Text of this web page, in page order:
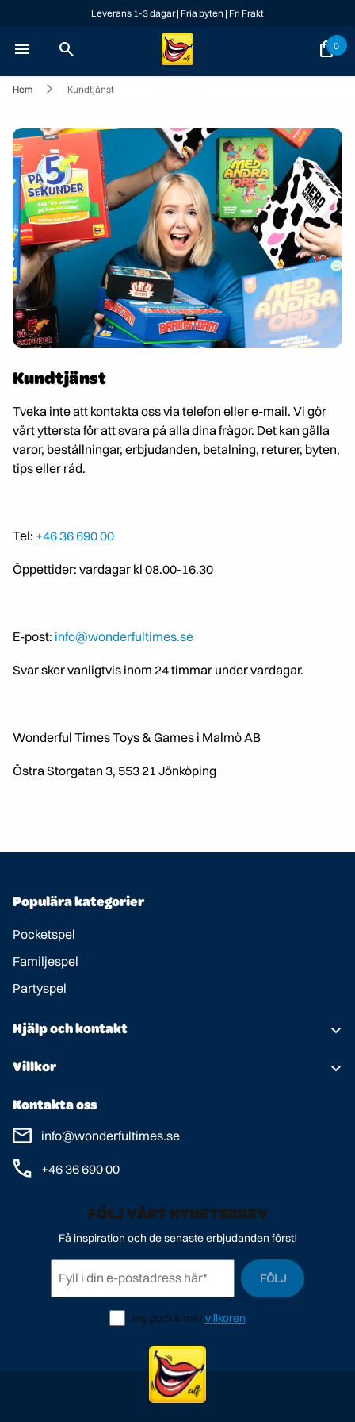
Leverans 1-3 dagar | Fria byten | Fri Frakt
0
shopping_bag
menu search
Hem Kundtjänst
Kundtjänst
Tveka inte att kontakta oss via telefon eller e-mail. Vi gör
vårt yttersta för att svara på alla dina frågor. Det kan gälla
varor, beställningar, erbjudanden, betalning, returer, byten,
tips eller råd.
Tel: +46 36 690 00
Öppettider: vardagar kl 08.00-16.30
E-post: info@wonderfultimes.se
Svar sker vanligtvis inom 24 timmar under vardagar.
Wonderful Times Toys & Games i Malmö AB
Östra Storgatan 3, 553 21 Jönköping
Populära kategorier
Pocketspel
Familjespel
Partyspel
Hjälp och kontakt
Om oss
Spelregler
Villkor
Användarvillkor
Personuppgiftspolicy
Kontakta oss
info@wonderfultimes.se
+46 36 690 00
FÖLJ VÅRT NYHETSBREV
Få inspiration och de senaste erbjudanden först!
FÖLJ
Jag godkännervillkoren